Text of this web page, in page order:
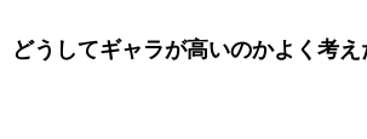
どうしてギャラが高いのかよく考